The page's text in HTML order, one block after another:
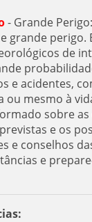
- Grande
grande perigo.
de
e acidentes,
ou mesmo à
sobre
e os
e conselhos
e